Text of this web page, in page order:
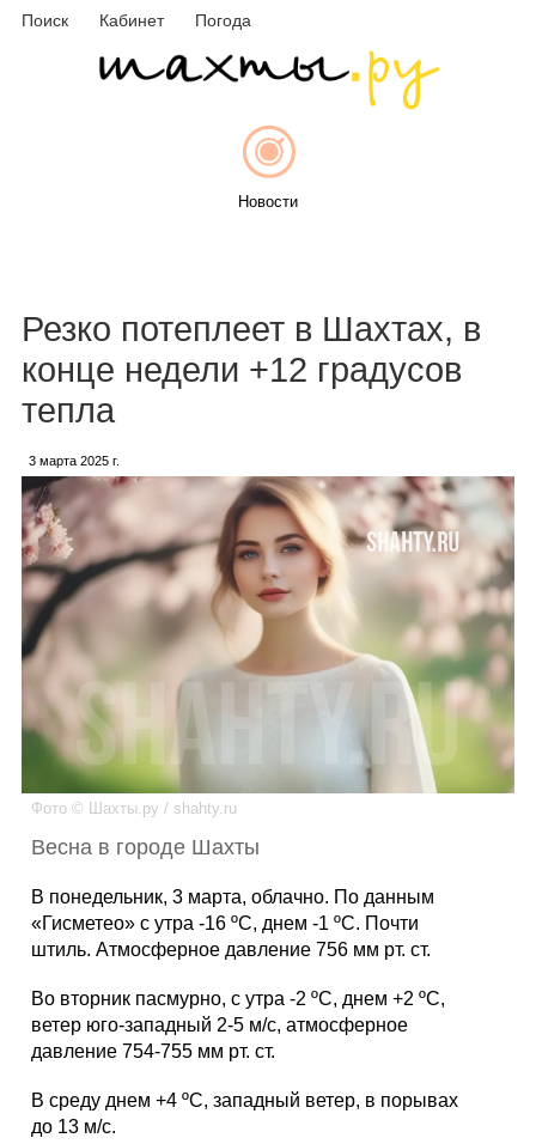
Поиск Кабинет Погода
Новости
Каталог
Инфо
Карты
Фотогалерея
Резко потеплеет в Шахтах, в
конце недели +12 градусов
тепла
3 марта 2025 г.
Фото © Шахты.ру / shahty.ru
Весна в городе Шахты
В понедельник, 3 марта, облачно. По данным
«Гисметео» с утра -16 ºС, днем -1 ºС. Почти
штиль. Атмосферное давление 756 мм рт. ст.
Во вторник пасмурно, с утра -2 ºС, днем +2 ºС,
ветер юго-западный 2-5 м/с, атмосферное
давление 754-755 мм рт. ст.
В среду днем +4 ºС, западный ветер, в порывах
до 13 м/с.